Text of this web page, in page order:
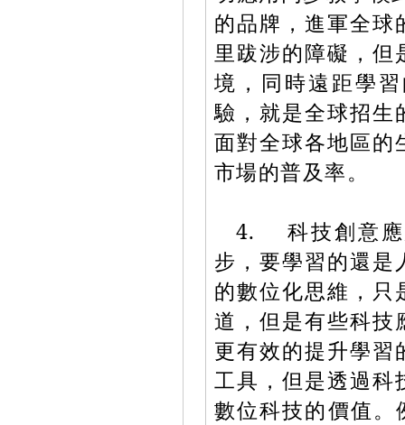
的品牌，進軍全球
里跋涉的障礙，
境，同時遠距學
驗，就是全球招生
面對全球各地區的
市場的普及率。
4. 科技創意應
步，要學習的還是
的數位化思維，只
道，但是有些科技
更有效的提升學習
工具，但是透過科
數位科技的價值